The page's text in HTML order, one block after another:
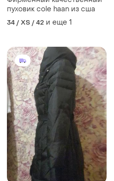
пуховик cole haan из сша
34 / XS / 42 и еще 1